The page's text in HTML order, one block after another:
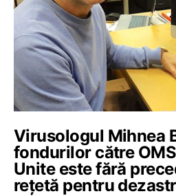
Virusologul Mihnea
fondurilor către
Unite este fără
rețetă pentru